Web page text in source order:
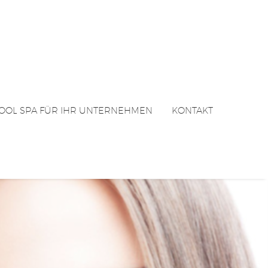
SPA FÜR IHR UNTERNEHMEN KONTAKT